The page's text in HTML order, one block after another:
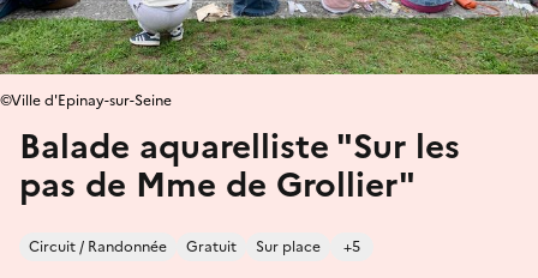
Balade aquarelliste "Sur les
pas de Mme de Grollier"
Circuit / Randonnée Gratuit Sur place +5
©Ville d'Epinay-sur-Seine